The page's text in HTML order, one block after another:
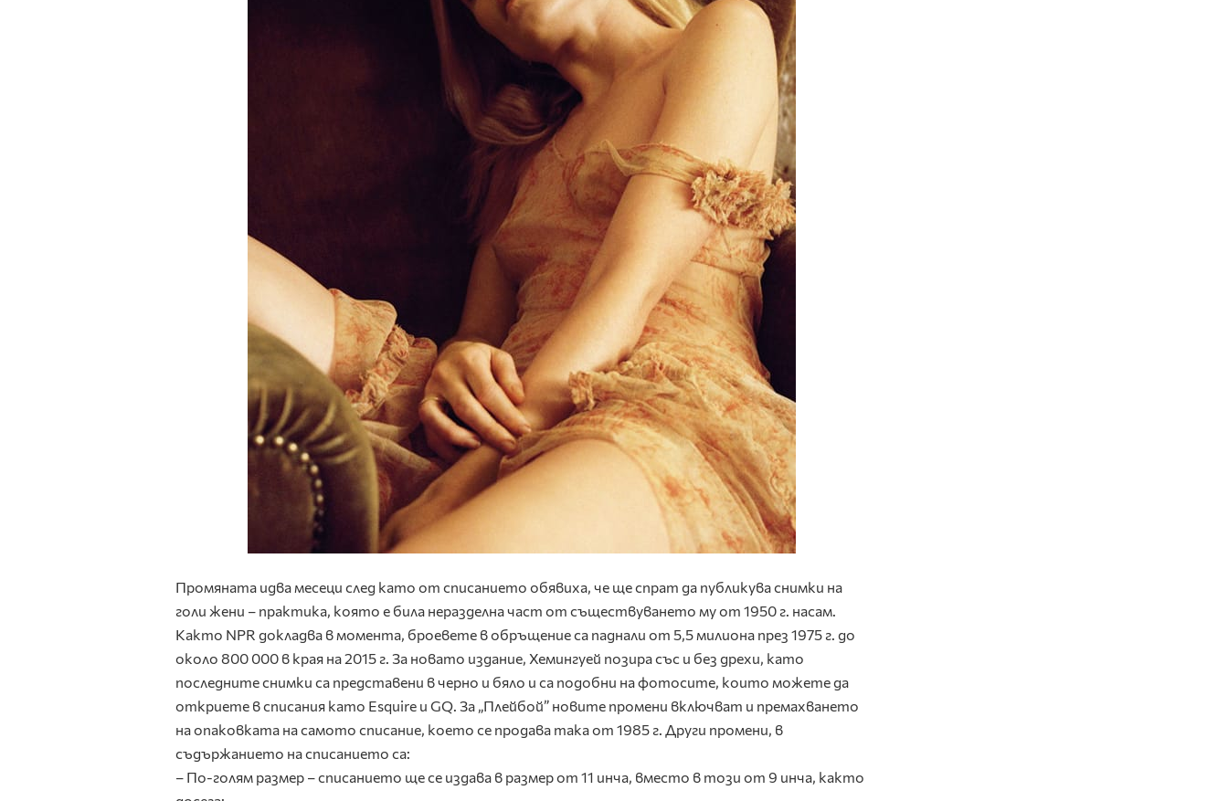
Промяната идва месеци след като от списанието обявиха, че ще спрат да публикува снимки на
голи жени – практика, която е била неразделна част от съществуването му от 1950 г. насам.
Както NPR докладва в момента, броевете в обръщение са паднали от 5,5 милиона през 1975 г. до
около 800 000 в края на 2015 г. За новато издание, Хемингуей позира със и без дрехи, като
последните снимки са представени в черно и бяло и са подобни на фотосите, които можете да
откриете в списания като Esquire и GQ. За „Плейбой” новите промени включват и премахването
на опаковката на самото списание, което се продава така от 1985 г. Други промени, в
съдържанието на списанието са:
– По-голям размер – списанието ще се издава в размер от 11 инча, вместо в този от 9 инча, както